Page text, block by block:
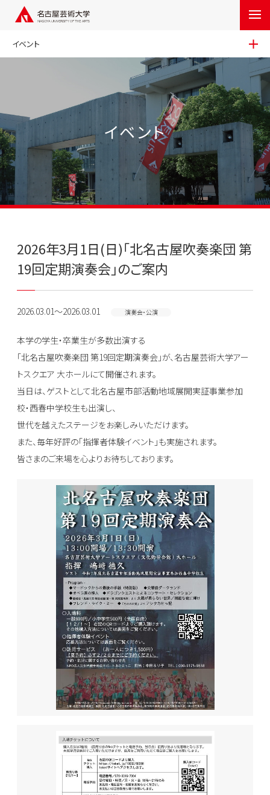
イベント
イベント
2026年3月1日(日)「北名古屋吹奏楽団 第
19回定期演奏会」のご案内
2026.03.01～2026.03.01 演奏会・公演
本学の学生・卒業生が多数出演する
「北名古屋吹奏楽団 第19回定期演奏会」が、名古屋芸術大学アー
トスクエア 大ホールにて開催されます。
当日は、ゲストとして北名古屋市部活動地域展開実証事業参加
校・西春中学校生も出演し、
世代を越えたステージをお楽しみいただけます。
また、毎年好評の「指揮者体験イベント」も実施されます。
皆さまのご来場を心よりお待ちしております。